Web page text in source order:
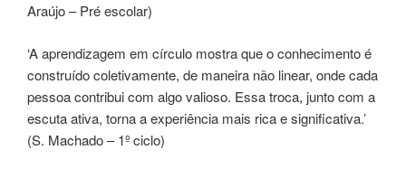
Araújo – Pré escolar)
‘A aprendizagem em círculo mostra que o conhecimento é
construído coletivamente, de maneira não linear, onde cada
pessoa contribui com algo valioso. Essa troca, junto com a
escuta ativa, torna a experiência mais rica e significativa.’
(S. Machado – 1º ciclo)